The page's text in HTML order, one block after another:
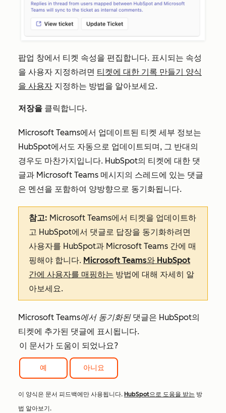
팝업 창에서 티켓 속성을 편집합니다. 표시되는 속성
을 사용자 지정하려면 티켓에 대한 기록 만들기 양식
을 사용자 지정하는 방법을 알아보세요.
저장을 클릭합니다.
Microsoft Teams에서 업데이트된 티켓 세부 정보는
HubSpot에서도 자동으로 업데이트되며, 그 반대의
경우도 마찬가지입니다. HubSpot의 티켓에 대한 댓
글과 Microsoft Teams 메시지의 스레드에 있는 댓글
은 멘션을 포함하여 양방향으로 동기화됩니다.
참고: Microsoft Teams에서 티켓을 업데이트하
고 HubSpot에서 댓글로 답장을 동기화하려면
사용자를 HubSpot과 Microsoft Teams 간에 매
핑해야 합니다. Microsoft Teams와 HubSpot
간에 사용자를 매핑하는 방법에 대해 자세히 알
아보세요.
Microsoft Teams에서 동기화된 댓글은 HubSpot의
티켓에 추가된 댓글에 표시됩니다.
이 문서가 도움이 되었나요?
예 아니요
이 양식은 문서 피드백에만 사용됩니다. HubSpot으로 도움을 받는 방
법 알아보기.